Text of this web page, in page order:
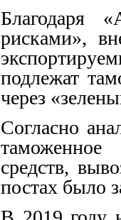
Благодаря
рисками»,
подлежат
через
Согласно
средств,
постах было